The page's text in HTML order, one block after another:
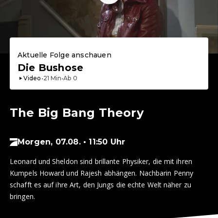
Aktuelle Folge anschauen
Die Bushose
Video •21 Min•Ab 0
The Big Bang Theory
Morgen, 07.08. • 11:50 Uhr
Leonard und Sheldon sind brillante Physiker, die mit ihren
Kumpels Howard und Rajesh abhängen. Nachbarin Penny
schafft es auf ihre Art, den Jungs die echte Welt näher zu
bringen.